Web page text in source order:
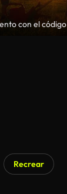
con el código
Recrear